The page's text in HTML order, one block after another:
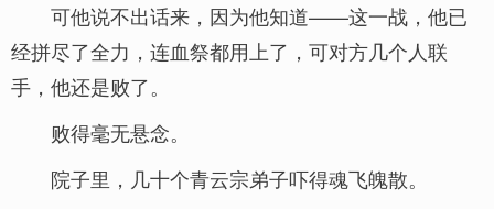
可他说不出话来，因为他知道——这一战，他已
经拼尽了全力，连血祭都用上了，可对方几个人联
手，他还是败了。
败得毫无悬念。
院子里，几十个青云宗弟子吓得魂飞魄散。